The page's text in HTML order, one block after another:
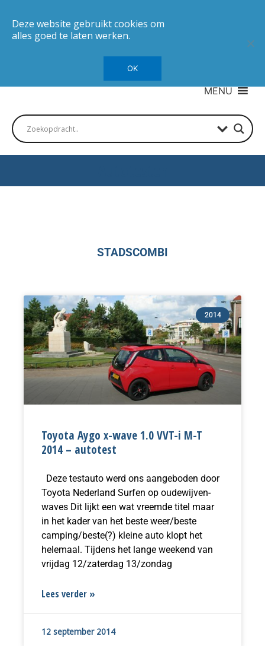
MENU
STADSCOMBI
2014
Toyota Aygo x-wave 1.0 VVT-i M-T
2014 – autotest
Deze testauto werd ons aangeboden door
Toyota Nederland Surfen op oudewijven-
waves Dit lijkt een wat vreemde titel maar
in het kader van het beste weer/beste
camping/beste(?) kleine auto klopt het
helemaal. Tijdens het lange weekend van
vrijdag 12/zaterdag 13/zondag
Lees verder »
12 september 2014
Deze website gebruikt cookies om
alles goed te laten werken.
OK